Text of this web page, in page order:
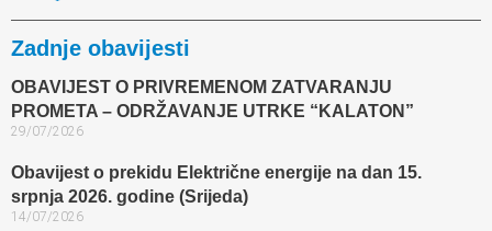
Zadnje obavijesti
OBAVIJEST O PRIVREMENOM ZATVARANJU
PROMETA – ODRŽAVANJE UTRKE “KALATON”
29/07/2026
Obavijest o prekidu Električne energije na dan 15.
srpnja 2026. godine (Srijeda)
14/07/2026